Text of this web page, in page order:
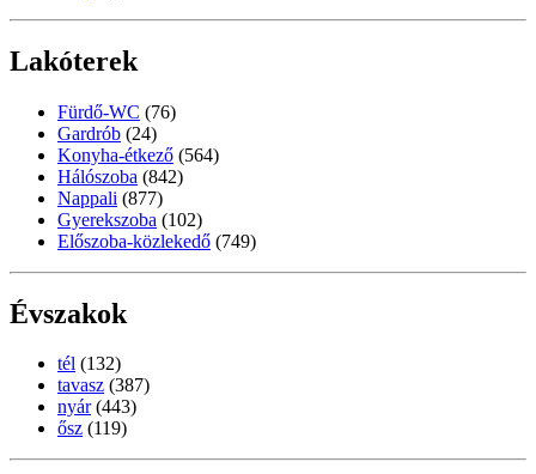
Lakóterek
Fürdő-WC (76)
Gardrób (24)
Konyha-étkező (564)
Hálószoba (842)
Nappali (877)
Gyerekszoba (102)
Előszoba-közlekedő (749)
Évszakok
tél (132)
tavasz (387)
nyár (443)
ősz (119)